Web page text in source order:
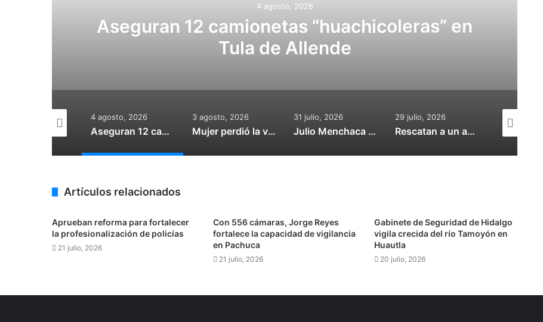
4 agosto, 2026
Aseguran 12 camionetas “huachicoleras” en
Tula de Allende
4 agosto, 2026
Aseguran 12 camionetas “huachicoleras” en Tula de Allende
3 agosto, 2026
Mujer perdió la vida tras ser golpeada por una Urvan de pasajeros en Tula
31 julio, 2026
Julio Menchaca conmemora 50 años de la Policía Industrial Bancaria
29 julio, 2026
Rescatan a un adulto y dos menores de “secuestro virtual” en Tulancingo
29 julio, 2026
Artículos relacionados
Aprueban reforma para fortalecer
la profesionalización de policías
21 julio, 2026
Con 556 cámaras, Jorge Reyes
fortalece la capacidad de vigilancia
en Pachuca
21 julio, 2026
Gabinete de Seguridad de Hidalgo
vigila crecida del río Tamoyón en
Huautla
20 julio, 2026